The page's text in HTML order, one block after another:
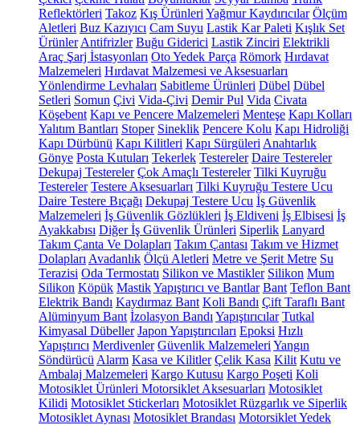
Reflektörleri Takoz Kış Ürünleri Yağmur Kaydırıcılar Ölçüm
Aletleri Buz Kazıyıcı Cam Suyu Lastik Kar Paleti Kışlık Set
Ürünler Antifrizler Buğu Giderici Lastik Zinciri Elektrikli
Araç Şarj İstasyonları Oto Yedek Parça Römork Hırdavat
Malzemeleri Hırdavat Malzemesi ve Aksesuarları
Yönlendirme Levhaları Sabitleme Ürünleri Dübel Dübel
Setleri Somun Çivi Vida-Çivi Demir Pul Vida Civata
Köşebent Kapı ve Pencere Malzemeleri Menteşe Kapı Kolları
Yalıtım Bantları Stoper Sineklik Pencere Kolu Kapı Hidroliği
Kapı Dürbünü Kapı Kilitleri Kapı Sürgüleri Anahtarlık
Gönye Posta Kutuları Tekerlek Testereler Daire Testereler
Dekupaj Testereler Çok Amaçlı Testereler Tilki Kuyruğu
Testereler Testere Aksesuarları Tilki Kuyruğu Testere Ucu
Daire Testere Bıçağı Dekupaj Testere Ucu İş Güvenlik
Malzemeleri İş Güvenlik Gözlükleri İş Eldiveni İş Elbisesi İş
Ayakkabısı Diğer İş Güvenlik Ürünleri Siperlik Lanyard
Takım Çanta Ve Dolapları Takım Çantası Takım ve Hizmet
Dolapları Avadanlık Ölçü Aletleri Metre ve Şerit Metre Su
Terazisi Oda Termostatı Silikon ve Mastikler Silikon Mum
Silikon Köpük MastikYapıştırıcı ve Bantlar Bant Teflon Bant
Elektrik Bandı Kaydırmaz Bant Koli Bandı Çift Taraflı Bant
Alüminyum Bant İzolasyon Bandı Yapıştırıcılar Tutkal
Kimyasal Dübeller Japon Yapıştırıcıları Epoksi Hızlı
Yapıştırıcı Merdivenler Güvenlik Malzemeleri Yangın
Söndürücü Alarm Kasa ve Kilitler Çelik Kasa Kilit Kutu ve
Ambalaj Malzemeleri Kargo Kutusu Kargo Poşeti Koli
Motosiklet Ürünleri Motorsiklet Aksesuarları Motosiklet
Kilidi Motosiklet Stickerları Motosiklet Rüzgarlık ve Siperlik
Motosiklet Aynası Motosiklet Brandası Motorsiklet Yedek